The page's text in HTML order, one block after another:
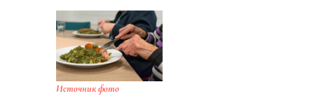
Источник фото